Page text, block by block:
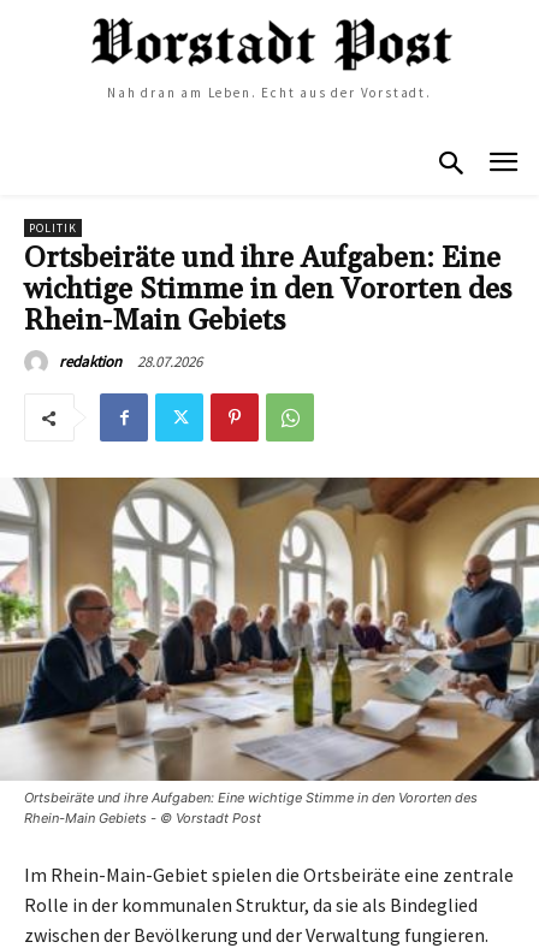
Nah dran am Leben. Echt aus der Vorstadt.
POLITIK
Ortsbeiräte und ihre Aufgaben: Eine
wichtige Stimme in den Vororten des
Rhein-Main Gebiets
redaktion 28.07.2026
Ortsbeiräte und ihre Aufgaben: Eine wichtige Stimme in den Vororten des
Rhein-Main Gebiets - © Vorstadt Post
Im Rhein-Main-Gebiet spielen die Ortsbeiräte eine zentrale
Rolle in der kommunalen Struktur, da sie als Bindeglied
zwischen der Bevölkerung und der Verwaltung fungieren.